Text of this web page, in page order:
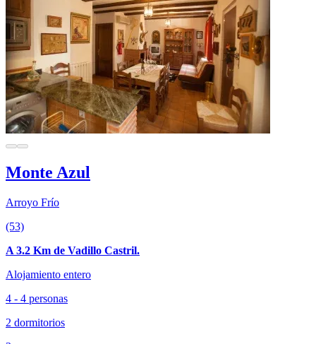
Monte Azul
Arroyo Frío
(53)
A 3.2 Km de Vadillo Castril.
Alojamiento entero
4 - 4 personas
2 dormitorios